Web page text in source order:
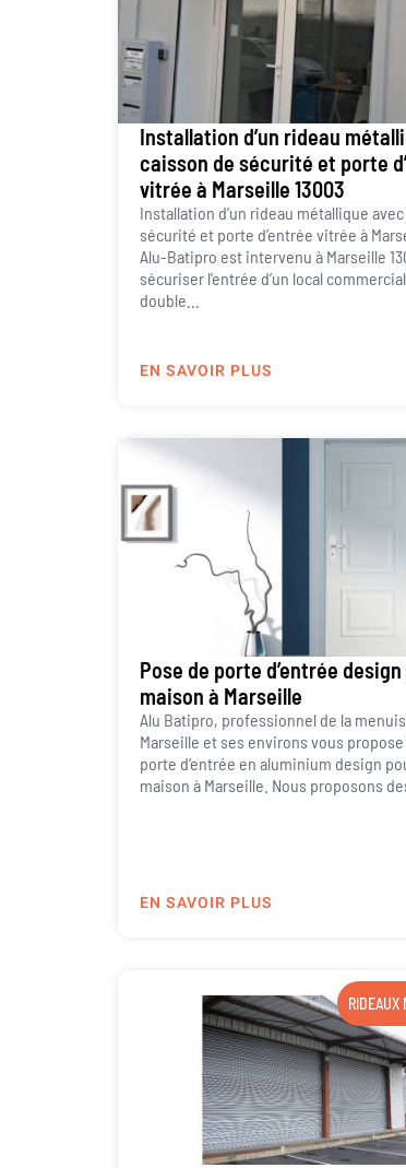
Installation d’un rideau
caisson de sécurité et porte
vitrée à Marseille 13003
Installation d’un rideau métallique
sécurité et porte d’entrée vitrée à
Alu-Batipro est intervenu à Marseille
sécuriser l’entrée d’un local
double...
EN SAVOIR PLUS
Pose de porte d’entrée
maison à Marseille
Alu Batipro, professionnel de la
Marseille et ses environs vous propose
porte d’entrée en aluminium design
maison à Marseille. Nous proposons
EN SAVOIR PLUS
RIDEAUX